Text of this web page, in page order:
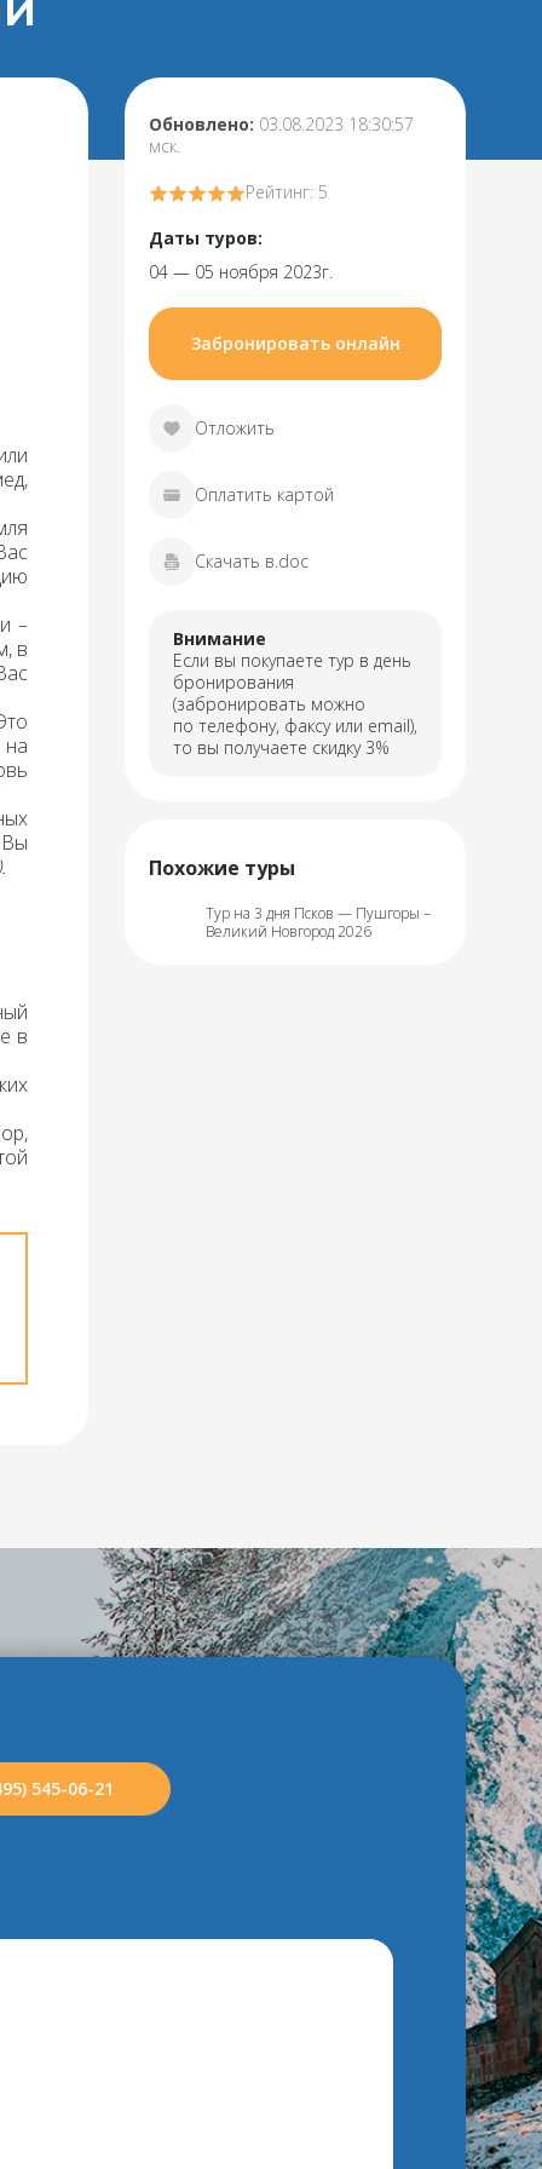
–
в
на
в
Обновлено: 03.08.2023 18:30:57
мск.
Рейтинг: 5
Даты туров:
04 — 05 ноября 2023г.
Забронировать онлайн
Отложить
Оплатить картой
Скачать в.doc
Внимание
Если вы покупаете тур в день
бронирования
(забронировать можно
по телефону, факсу или email),
то вы получаете скидку 3%
Похожие туры
Тур на 3 дня Псков — Пушгоры –
Великий Новгород 2026
545-06-21